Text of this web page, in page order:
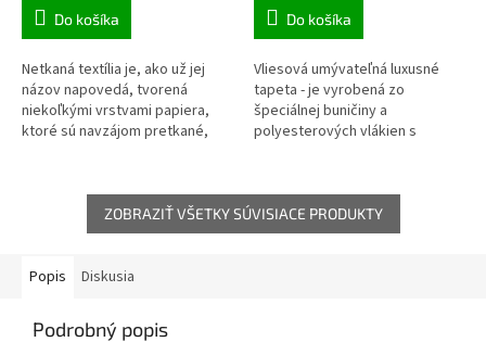
Do košíka
Netkaná textília je, ako už jej
názov napovedá, tvorená
niekoľkými vrstvami papiera,
ktoré sú navzájom pretkané,
Do košíka
Vliesová umývateľná luxusné
tapeta - je vyrobená zo
špeciálnej buničiny a
polyesterových vlákien s
tapete pružnosť, pevnosť a...
ZOBRAZIŤ VŠETKY SÚVISIACE PRODUKTY
Popis Diskusia
Podrobný popis